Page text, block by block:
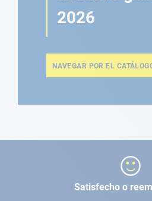
2026
NAVEGAR POR EL
Satisfecho o